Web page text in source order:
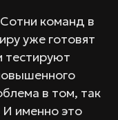
Сотни команд в
уже готовят
в том, так
И именно это